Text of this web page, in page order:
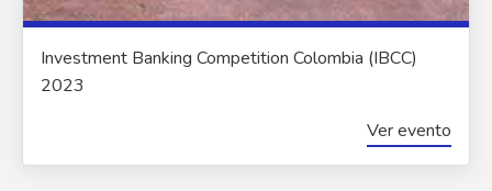
Investment Banking Competition Colombia (IBCC)
2023
Ver evento